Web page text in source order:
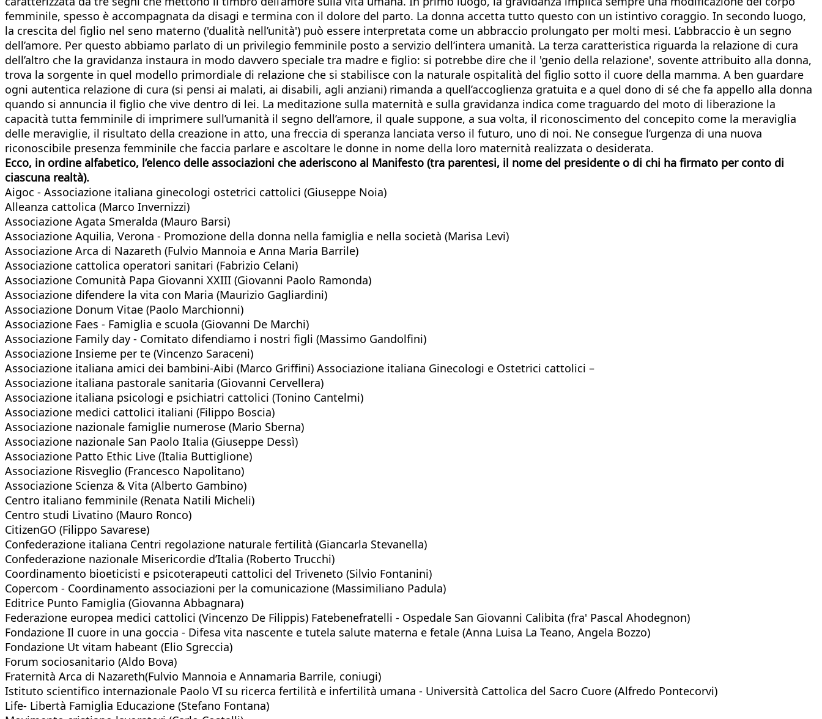
femminile, spesso è accompagnata da disagi e termina con il dolore del parto. La donna accetta tutto questo con un istintivo coraggio. In secondo luogo,
la crescita del figlio nel seno materno ('dualità nell’unità') può essere interpretata come un abbraccio prolungato per molti mesi. L’abbraccio è un segno
dell’amore. Per questo abbiamo parlato di un privilegio femminile posto a servizio dell’intera umanità. La terza caratteristica riguarda la relazione di cura
dell’altro che la gravidanza instaura in modo davvero speciale tra madre e figlio: si potrebbe dire che il 'genio della relazione', sovente attribuito alla donna,
trova la sorgente in quel modello primordiale di relazione che si stabilisce con la naturale ospitalità del figlio sotto il cuore della mamma. A ben guardare
ogni autentica relazione di cura (si pensi ai malati, ai disabili, agli anziani) rimanda a quell’accoglienza gratuita e a quel dono di sé che fa appello alla donna
quando si annuncia il figlio che vive dentro di lei. La meditazione sulla maternità e sulla gravidanza indica come traguardo del moto di liberazione la
capacità tutta femminile di imprimere sull’umanità il segno dell’amore, il quale suppone, a sua volta, il riconoscimento del concepito come la meraviglia
delle meraviglie, il risultato della creazione in atto, una freccia di speranza lanciata verso il futuro, uno di noi. Ne consegue l’urgenza di una nuova
riconoscibile presenza femminile che faccia parlare e ascoltare le donne in nome della loro maternità realizzata o desiderata.
Ecco, in ordine alfabetico, l’elenco delle associazioni che aderiscono al Manifesto (tra parentesi, il nome del presidente o di chi ha firmato per conto di
ciascuna realtà).
Aigoc - Associazione italiana ginecologi ostetrici cattolici (Giuseppe Noia)
Alleanza cattolica (Marco Invernizzi)
Associazione Agata Smeralda (Mauro Barsi)
Associazione Aquilia, Verona - Promozione della donna nella famiglia e nella società (Marisa Levi)
Associazione Arca di Nazareth (Fulvio Mannoia e Anna Maria Barrile)
Associazione cattolica operatori sanitari (Fabrizio Celani)
Associazione Comunità Papa Giovanni XXIII (Giovanni Paolo Ramonda)
Associazione difendere la vita con Maria (Maurizio Gagliardini)
Associazione Donum Vitae (Paolo Marchionni)
Associazione Faes - Famiglia e scuola (Giovanni De Marchi)
Associazione Family day - Comitato difendiamo i nostri figli (Massimo Gandolfini)
Associazione Insieme per te (Vincenzo Saraceni)
Associazione italiana amici dei bambini-Aibi (Marco Griffini) Associazione italiana Ginecologi e Ostetrici cattolici –
Associazione italiana pastorale sanitaria (Giovanni Cervellera)
Associazione italiana psicologi e psichiatri cattolici (Tonino Cantelmi)
Associazione medici cattolici italiani (Filippo Boscia)
Associazione nazionale famiglie numerose (Mario Sberna)
Associazione nazionale San Paolo Italia (Giuseppe Dessì)
Associazione Patto Ethic Live (Italia Buttiglione)
Associazione Risveglio (Francesco Napolitano)
Associazione Scienza & Vita (Alberto Gambino)
Centro italiano femminile (Renata Natili Micheli)
Centro studi Livatino (Mauro Ronco)
CitizenGO (Filippo Savarese)
Confederazione italiana Centri regolazione naturale fertilità (Giancarla Stevanella)
Confederazione nazionale Misericordie d’Italia (Roberto Trucchi)
Coordinamento bioeticisti e psicoterapeuti cattolici del Triveneto (Silvio Fontanini)
Copercom - Coordinamento associazioni per la comunicazione (Massimiliano Padula)
Editrice Punto Famiglia (Giovanna Abbagnara)
Federazione europea medici cattolici (Vincenzo De Filippis) Fatebenefratelli - Ospedale San Giovanni Calibita (fra' Pascal Ahodegnon)
Fondazione Il cuore in una goccia - Difesa vita nascente e tutela salute materna e fetale (Anna Luisa La Teano, Angela Bozzo)
Fondazione Ut vitam habeant (Elio Sgreccia)
Forum sociosanitario (Aldo Bova)
Fraternità Arca di Nazareth(Fulvio Mannoia e Annamaria Barrile, coniugi)
Istituto scientifico internazionale Paolo VI su ricerca fertilità e infertilità umana - Università Cattolica del Sacro Cuore (Alfredo Pontecorvi)
Life- Libertà Famiglia Educazione (Stefano Fontana)